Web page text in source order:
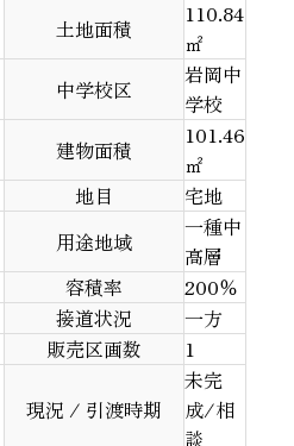
土地面積
110.84
㎡
中学校区
岩岡中
学校
建物面積
101.46
㎡
地目
宅地
用途地域
一種中
高層
容積率
200％
接道状況
一方
販売区画数 1
現況 / 引渡時期
未完
成/相
談